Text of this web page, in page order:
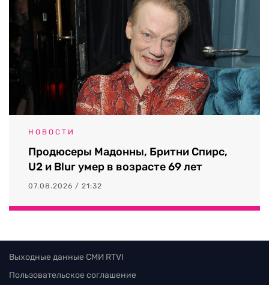
НОВОСТИ
Продюсеры Мадонны, Бритни Спирс,
U2 и Blur умер в возрасте 69 лет
07.08.2026 / 21:32
Выходные данные СМИ RTVI
Пользовательское соглашение